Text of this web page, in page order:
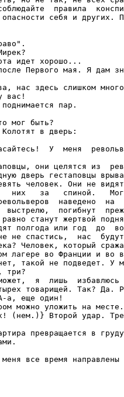
правила
себя и других.
идет хорошо...
Первого мая. Я дам
нас здесь слишком
вас!
пар.
мог быть?
в дверь:
У  меня
они целятся из
дверь гестаповцы
человек. Они не
них   за   спиной.
наведено
выстрелю,  погибнут
станут жертвой
полгода или год  до
не спастись,  нас
Человек, который
лагере во Франции и во
такой не подведет. У
три?
я  лишь  избавлюсь
товарищей. Так? Да.
а, еще один!
можно уложить на месте.
(нем.)} Второй удар.
превращается в
все время направлены